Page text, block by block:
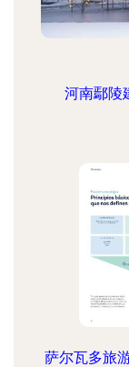
河南鄢陵
萨尔瓦多旅